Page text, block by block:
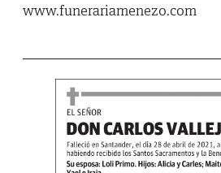
www.funerariamenezo.com